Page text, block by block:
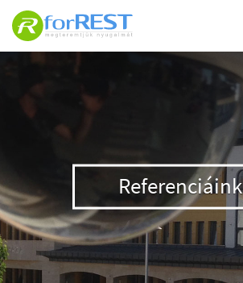
Referenciáink